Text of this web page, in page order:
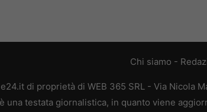
Chi siamo -
di proprietà di WEB 365 SRL - Via Nicola
una testata giornalistica, in quanto viene